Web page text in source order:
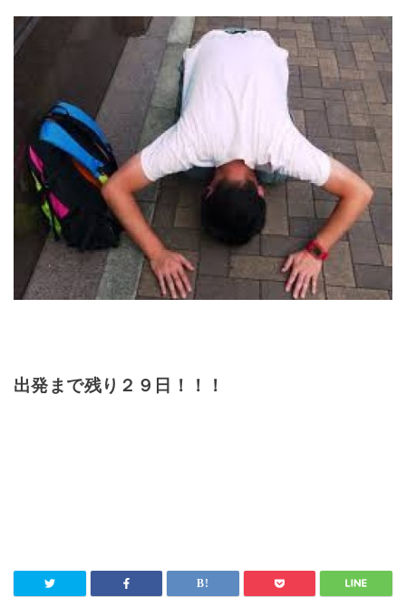
出発まで残り２９日！！！